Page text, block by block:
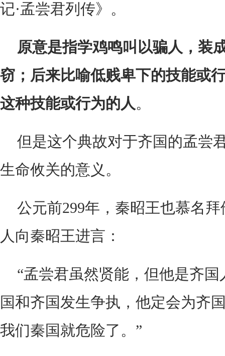
记·孟尝君列传》。
原意是指学鸡鸣叫以骗人，装
窃；后来比喻低贱卑下的技能或
这种技能或行为的人。
但是这个典故对于齐国的孟尝
生命攸关的意义。
公元前299年，秦昭王也慕名
人向秦昭王进言：
“孟尝君虽然贤能，但他是齐
国和齐国发生争执，他定会为齐
我们秦国就危险了。”